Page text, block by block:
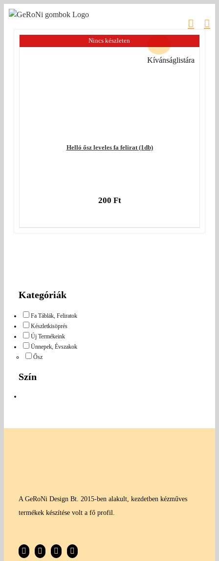
Kihagyás
Nincs készleten
Helló ősz leveles fa felirat (1db)
200 Ft
Kívánságlistára
Kategóriák
Fa Táblák, Feliratok
Készletkisöprés
Új Termékeink
Ünnepek, Évszakok
Ősz
Szín
A GeRoNi Design Bt. 2015-ben alakult, kezdetben kézműves
termékek készítése volt a fő profil.